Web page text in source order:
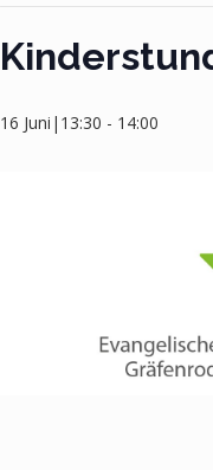
16 Juni|13:30 - 14:00